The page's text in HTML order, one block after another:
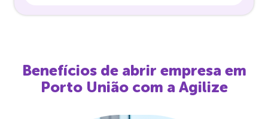
Benefícios de abrir empresa em
Porto Uniãocom a Agilize